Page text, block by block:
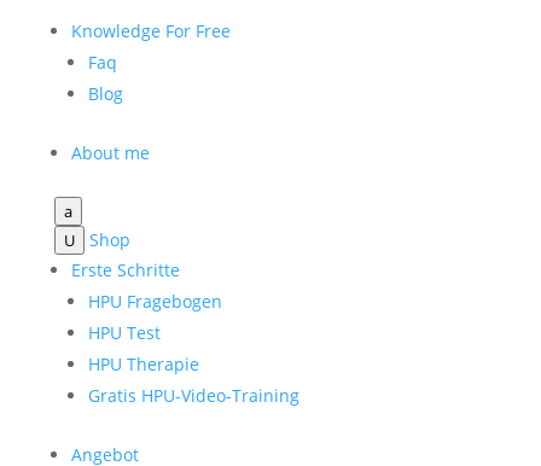
Knowledge For Free
Faq
Blog
About me
a
U
Shop
Erste Schritte
HPU Fragebogen
HPU Test
HPU Therapie
Gratis HPU-Video-Training
Angebot